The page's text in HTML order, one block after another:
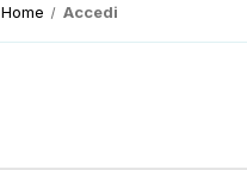
Home Accedi